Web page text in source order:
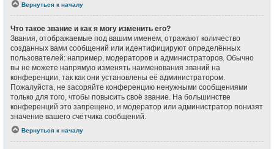
Вернуться к началу
Что такое звание и как я могу изменить его?
Звания, отображаемые под вашим именем, отражают количество
созданных вами сообщений или идентифицируют определённых
пользователей: например, модераторов и администраторов. Обычно
вы не можете напрямую изменять наименования званий на
конференции, так как они установлены её администратором.
Пожалуйста, не засоряйте конференцию ненужными сообщениями
только для того, чтобы повысить своё звание. На большинстве
конференций это запрещено, и модератор или администратор понизят
значение вашего счётчика сообщений.
Вернуться к началу